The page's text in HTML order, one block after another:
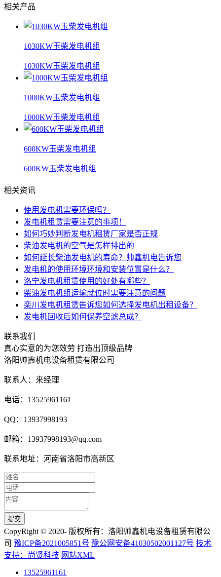
相关产品
1030KW玉柴发电机组
1030KW玉柴发电机组
1000KW玉柴发电机组
1000KW玉柴发电机组
600KW玉柴发电机组
600KW玉柴发电机组
相关资讯
使用发电机需要环保吗？
发电机租赁需要注意的事项！
如何巧妙判断发电机租赁厂家是否正规
柴油发电机的空气是怎样排出的
如何延长柴油发电机的寿命？帅鑫机电告诉您
发电机的使用环境环境和安装位置是什么？
洛宁发电机租赁使用的好处有哪些？
柴油发电机组运输就位时需要注意的问题
栾川发电机租赁告诉您如何选择发电机出租设备？
发电机回收后如何保养空滤总成？
联系我们
真心实意的为您效劳 打造出顶级品牌
洛阳帅鑫机电设备租赁有限公司
联系人：来经理
电话：13525961161
QQ：13937998193
邮箱：13937998193@qq.com
联系地址：河南省洛阳市高新区
CopyRight © 2020- 版权所有：洛阳帅鑫机电设备租赁有限公
司 豫ICP备2021005851号 豫公网安备41030502001127号 技术
支持：尚贤科技 网站XML
13525961161